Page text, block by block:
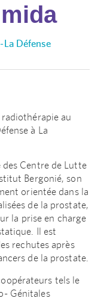
Défense
au
à La
des Centre de Lutte
Bergonié, son
orientée dans la
de la prostate,
la prise en charge
Il est
rechutes après
de la prostate.
tels le
Génitales